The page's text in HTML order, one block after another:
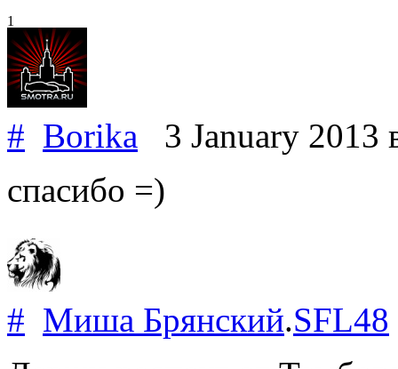
1
# Borika 3 January 2013
спасибо =)
# Миша Брянский.SFL48